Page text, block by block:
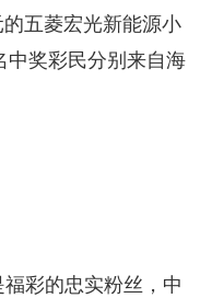
的五菱宏光新能源小
中奖彩民分别来自海
彩的忠实粉丝，中